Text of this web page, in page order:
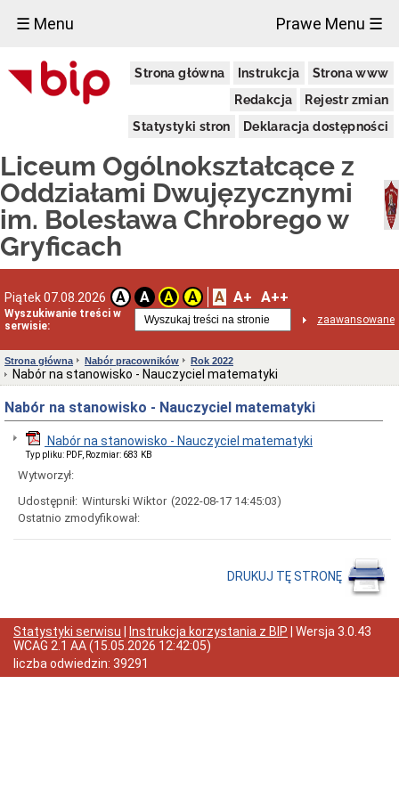
☰ Menu Prawe Menu ☰
Strona główna Instrukcja
Strona www
Redakcja
Rejestr zmian
Statystyki stron
Deklaracja dostępności
Liceum Ogólnokształcące z
Oddziałami Dwujęzycznymi
im. Bolesława Chrobrego w
Gryficach
Piątek 07.08.2026 A A A A A A+ A++
Wyszukiwanie treści w
serwisie:
zaawansowane
Liceum
Ogólnokształcące
im.
Adres
szkoły
Dyrektor
INFORMACJA
ADMINISTRATORA
DLA
UCZNIÓW
RODZICÓW
(RODO)
Sprawozdania
finansowe
jednostki
Deklaracja
Raport
o
stanie
zapewnienia
dostępności
publicznego
Zapytania
ofertowe
Rok
2024
Rok
2023
Strona główna Nabór pracowników Rok 2022
Nabór na stanowisko - Nauczyciel matematyki
Nabór na stanowisko - Nauczyciel matematyki
Nabór na stanowisko - Nauczyciel matematyki
Typ pliku: PDF, Rozmiar: 683 KB
Wytworzył:
Udostępnił: Winturski Wiktor (2022-08-17 14:45:03)
Ostatnio zmodyfikował:
DRUKUJ TĘ STRONĘ
×
Statystyki serwisu Instrukcja korzystania z BIP | Wersja 3.0.43
WCAG 2.1 AA(15.05.2026 12:42:05)
liczba odwiedzin: 39291